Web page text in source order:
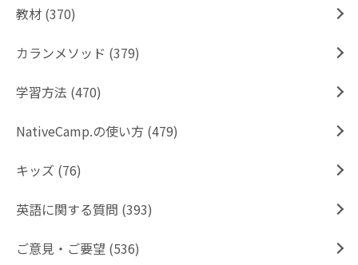
教材 (370)
カランメソッド (379)
学習方法 (470)
NativeCamp.の使い方 (479)
キッズ (76)
英語に関する質問 (393)
ご意見・ご要望 (536)